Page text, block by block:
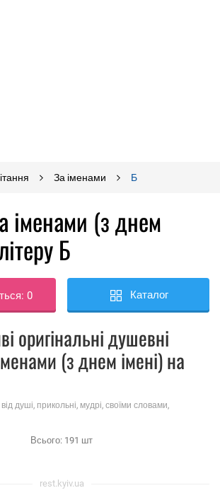
За іменами Б
іменами (з днем
Б
0 Каталог
оригінальні душевні
(з днем ​​імені) на
душі, прикольні, мудрі, своїми словами,
Всього: 191 шт
rest.kyiv.ua